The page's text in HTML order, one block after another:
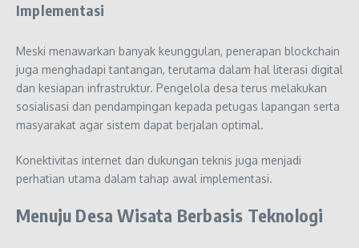
Implementasi
Meski menawarkan banyak keunggulan, penerapan blockchain
juga menghadapi tantangan, terutama dalam hal literasi digital
dan kesiapan infrastruktur. Pengelola desa terus melakukan
sosialisasi dan pendampingan kepada petugas lapangan serta
masyarakat agar sistem dapat berjalan optimal.
Konektivitas internet dan dukungan teknis juga menjadi
perhatian utama dalam tahap awal implementasi.
Menuju Desa Wisata Berbasis Teknologi